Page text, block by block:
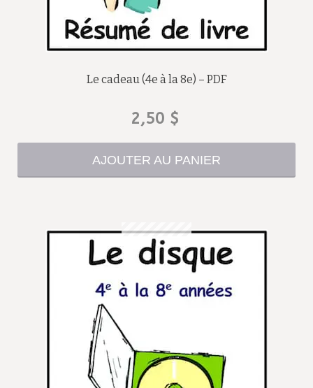
Le cadeau (4e à la 8e) – PDF
2,50 $
AJOUTER AU PANIER